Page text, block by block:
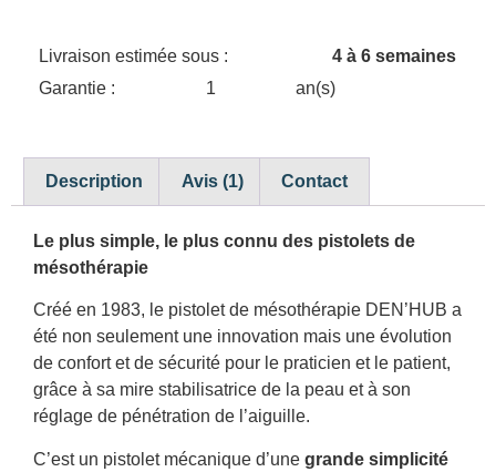
Livraison estimée sous :
4 à 6 semaines
Garantie :
1 an(s)
Description Avis (1) Contact
Le plus simple, le plus connu des pistolets de
mésothérapie
Créé en 1983, le pistolet de mésothérapie DEN’HUB a
été non seulement une innovation mais une évolution
de confort et de sécurité pour le praticien et le patient,
grâce à sa mire stabilisatrice de la peau et à son
réglage de pénétration de l’aiguille.
C’est un pistolet mécanique d’une grande simplicité